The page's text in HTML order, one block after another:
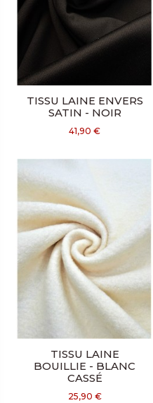
TISSU LAINE ENVERS
SATIN - NOIR
41,90 €
TISSU LAINE
BOUILLIE - BLANC
CASSÉ
25,90 €